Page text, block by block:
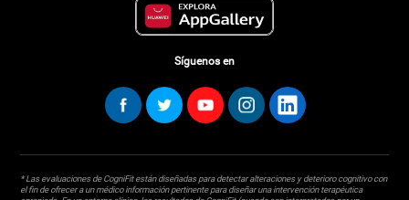
Síguenos en
* Las evaluaciones de CogniFit están diseñadas para detectar alteraciones y deterioro cognitivo con
el fin de ofrecer a un médico información pertinente para diseñar una intervención terapéutica